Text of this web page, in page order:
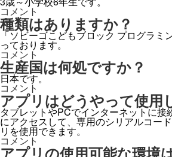
か？
に
の
相
談
は
で
き
ま
す
か？
に
い
く
ら
で
す
か？
に
対
象
年
齢
は
何
歳
で
す
か？
に
コメント
種類はありますか？
「ソビーゴこどもブロック プログラミ
っております。
種
類
は
あ
り
ま
す
か？
に
コメント
生産国は何処ですか？
日本です。
生
産
国
は
何
処
で
コメント
アプリはどうやって使用
タブレットやPCでインターネットに接
にアクセスして、専用のシリアルコー
リを使用できます。
ア
プ
コメント
アプリの使用可能な環境